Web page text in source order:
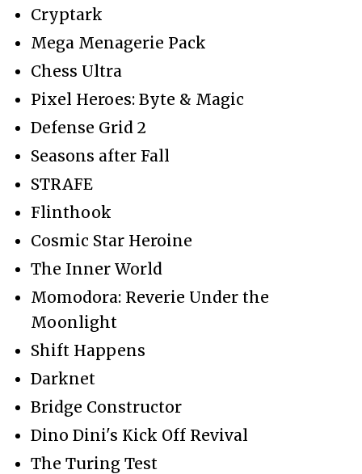
Cryptark
Mega Menagerie Pack
Chess Ultra
Pixel Heroes: Byte & Magic
Defense Grid 2
Seasons after Fall
STRAFE
Flinthook
Cosmic Star Heroine
The Inner World
Momodora: Reverie Under the
Moonlight
Shift Happens
Darknet
Bridge Constructor
Dino Dini's Kick Off Revival
The Turing Test